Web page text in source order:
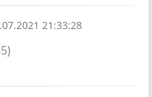
21:33:28